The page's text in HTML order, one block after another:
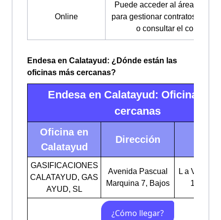
Online
Puede acceder al área "Mi
para gestionar contratos,
o consultar el consumo
Endesa en Calatayud: ¿Dónde están las
oficinas más cercanas?
Endesa en Calatayud: Oficinas
cercanas
Oficina en
Calatayud
Dirección
GASIFICACIONES
CALATAYUD, GAS
AYUD, SL
Avenida Pascual
Marquina 7, Bajos
L a V:
15:00-